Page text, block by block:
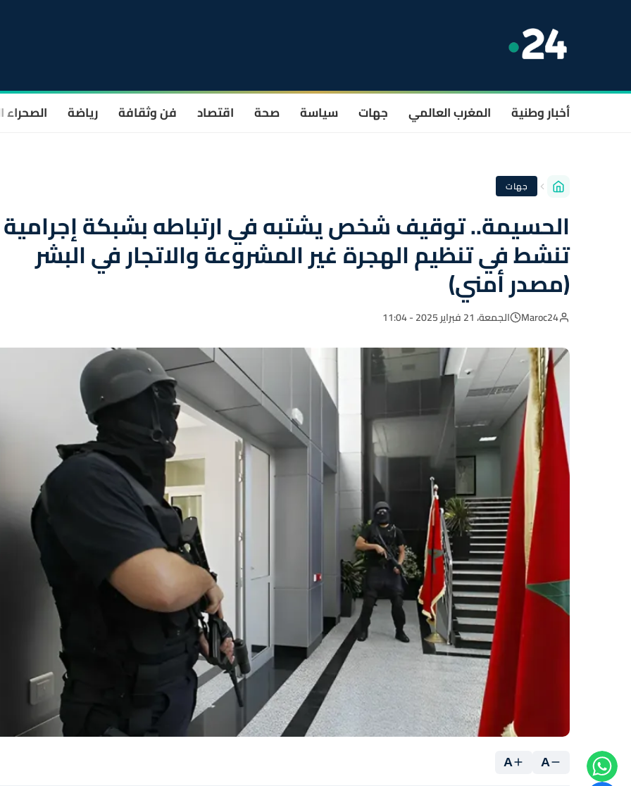
أخبار وطنية المغرب العالمي جهات سياسة صحة اقتصاد فن وثقافة رياضة الصحراء
جهات
الحسيمة.. توقيف شخص يشتبه في ارتباطه بشبكة إجرامية
تنشط في تنظيم الهجرة غير المشروعة والاتجار في البشر
(مصدر أمني)
Maroc24 الجمعة، 21 فبراير 2025 - 11:04
A
A